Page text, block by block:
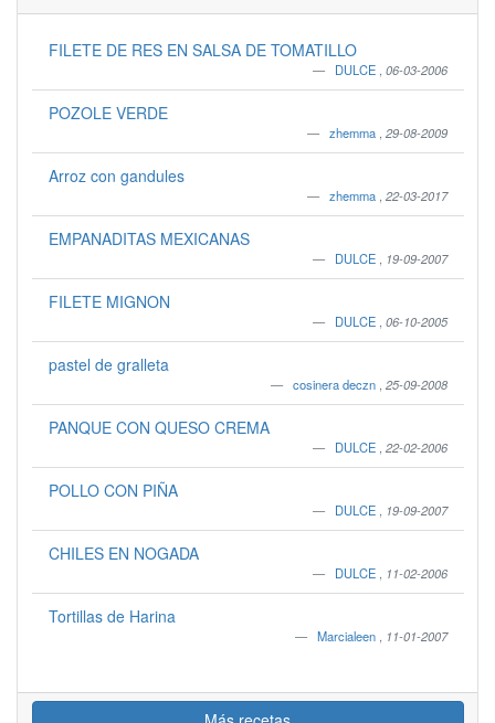
FILETE DE RES EN SALSA DE TOMATILLO
DULCE 06-03-2006
POZOLE VERDE
zhemma 29-08-2009
Arroz con gandules
zhemma 22-03-2017
EMPANADITAS MEXICANAS
DULCE 19-09-2007
FILETE MIGNON
DULCE 06-10-2005
pastel de gralleta
cosinera deczn 25-09-2008
PANQUE CON QUESO CREMA
DULCE 22-02-2006
POLLO CON PIÑA
DULCE 19-09-2007
CHILES EN NOGADA
DULCE 11-02-2006
Tortillas de Harina
Marcialeen 11-01-2007